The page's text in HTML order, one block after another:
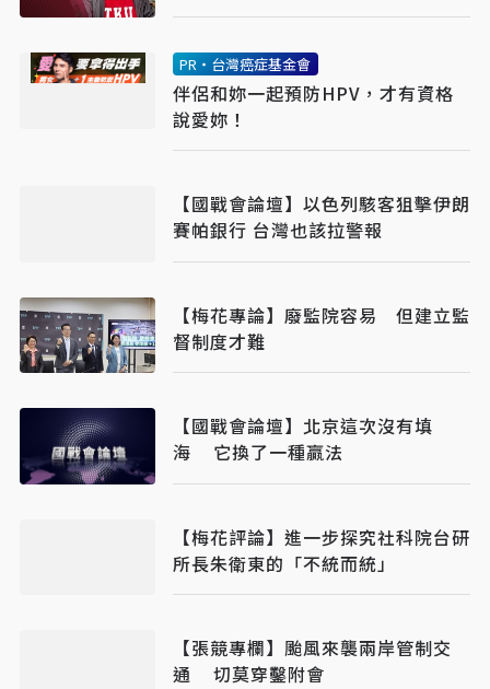
PR・台灣癌症基金會
伴侶和妳一起預防HPV，才有資格
說愛妳！
【國戰會論壇】以色列駭客狙擊伊朗
賽帕銀行 台灣也該拉警報
【梅花專論】廢監院容易 但建立監
督制度才難
【國戰會論壇】北京這次沒有填
海 它換了一種贏法
【梅花評論】進一步探究社科院台研
所長朱衛東的「不統而統」
【張競專欄】颱風來襲兩岸管制交
通 切莫穿鑿附會